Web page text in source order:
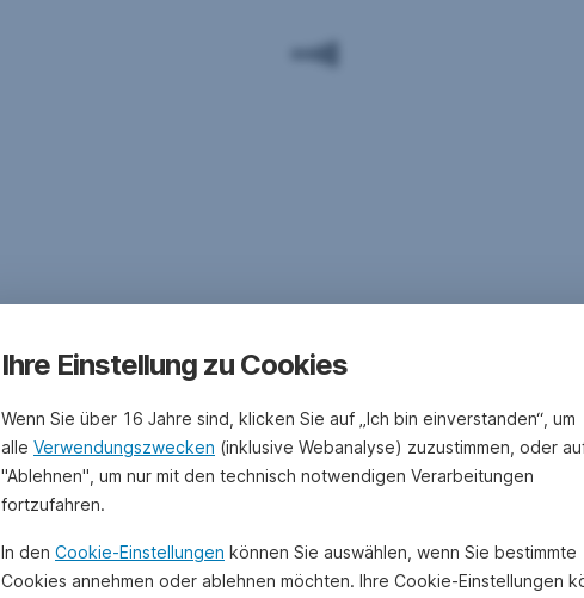
Ihre Einstellung zu Cookies
Wenn Sie über 16 Jahre sind, klicken Sie auf „Ich bin einverstanden“, um
alle Verwendungszwecken (inklusive Webanalyse) zuzustimmen, oder
"Ablehnen", um nur mit den technisch notwendigen Verarbeitungen
fortzufahren.
In den Cookie-Einstellungen können Sie auswählen, wenn Sie bestimmte
Cookies annehmen oder ablehnen möchten. Ihre Cookie-Einstellungen